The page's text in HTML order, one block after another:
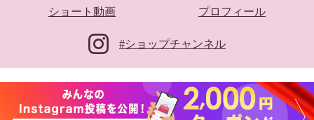
ショート動画 プロフィール
#ショップチャンネル